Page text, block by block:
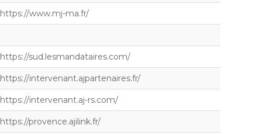
https://www.mj-ma.fr/
https://sud.lesmandataires.com/
https://intervenant.ajpartenaires.fr/
https://intervenant.aj-rs.com/
https://provence.ajilink.fr/